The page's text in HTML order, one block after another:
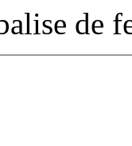
de